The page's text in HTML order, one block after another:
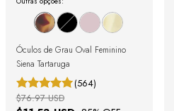
Óculos de Grau Oval Feminino
Siena Tartaruga
(564)
$76.97 USD